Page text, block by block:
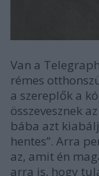
Van a
rémes
a szereplők a
összevesznek
bába azt
hentes”. Arra
az, amit én
arra is, hogy